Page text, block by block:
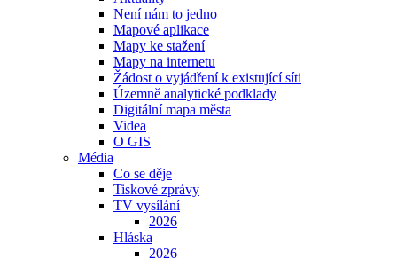
Není nám to jedno
Mapové aplikace
Mapy ke stažení
Mapy na internetu
Žádost o vyjádření k existující síti
Územně analytické podklady
Digitální mapa města
Videa
O GIS
Média
Co se děje
Tiskové zprávy
TV vysílání
2026
Hláska
2026